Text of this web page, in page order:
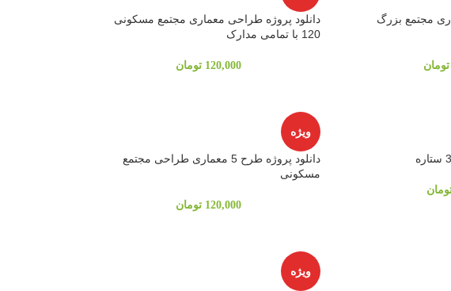
مجتمع بزرگ
تومان
دانلود پروژه طراحی معماری مجتمع مسکونی
120 با تمامی مدارک
120,000 تومان
ویژه
دانلود پروژه طرح 5 معماری طراحی مجتمع
مسکونی
120,000 تومان
ویژه